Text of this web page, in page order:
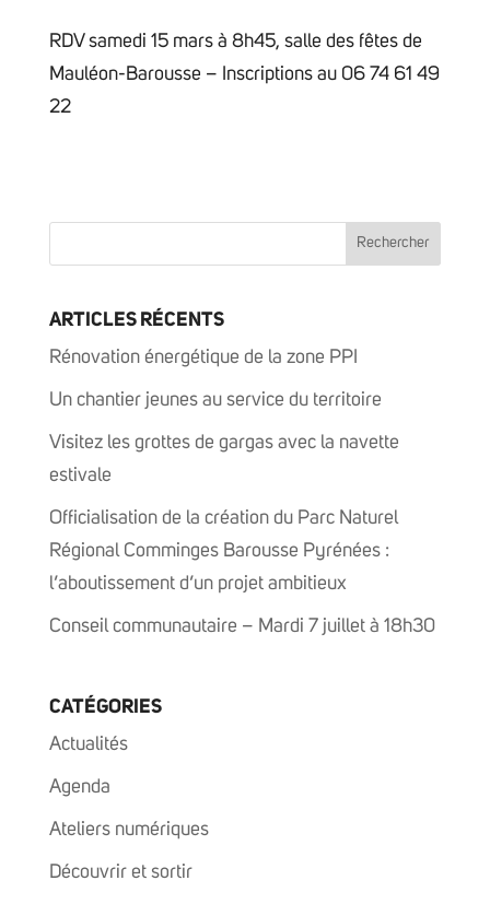
RDV samedi 15 mars à 8h45, salle des fêtes de
Mauléon-Barousse – Inscriptions au 06 74 61 49
22
ARTICLES RÉCENTS
Rénovation énergétique de la zone PPI
Un chantier jeunes au service du territoire
Visitez les grottes de gargas avec la navette
estivale
Officialisation de la création du Parc Naturel
Régional Comminges Barousse Pyrénées :
l’aboutissement d’un projet ambitieux
Conseil communautaire – Mardi 7 juillet à 18h30
CATÉGORIES
Actualités
Agenda
Ateliers numériques
Découvrir et sortir